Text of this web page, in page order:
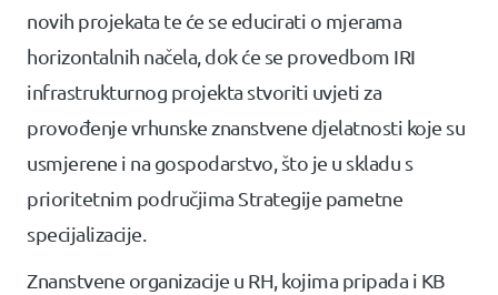
novih projekata te će se educirati o mjerama
horizontalnih načela, dok će se provedbom IRI
infrastrukturnog projekta stvoriti uvjeti za
provođenje vrhunske znanstvene djelatnosti koje su
usmjerene i na gospodarstvo, što je u skladu s
prioritetnim područjima Strategije pametne
specijalizacije.
Znanstvene organizacije u RH, kojima pripada i KB